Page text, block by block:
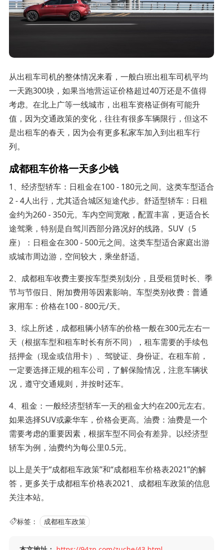
从出租车司机的整体情况来看，一般白班出租车司机平均
一天跑300块，如果当地营运证价格超过40万还是不值得
考虑。在北上广等一线城市，出租车资格证倒有可能升
值，因为交通政策的变化，往往有很多车辆限行，但这不
是出租车的春天，因为会有更多私家车加入到出租车行
列。
成都租车价格一天多少钱
1、经济型轿车：日租金在100 - 180元之间。这类车型适合
2 - 4人出行，尤其适合城区短途代步。舒适型轿车：日租
金约为260 - 350元。车内空间宽敞，配置丰富，更适合长
途驾乘，特别是自驾川西部分路况好的线路。SUV（5
座）：日租金在300 - 500元之间。这类车型适合家庭出游
或城市周边游，空间较大，乘坐舒适。
2、成都租车收费主要按车型类别划分，且受租赁时长、季
节与节假日、附加费用等因素影响。车型类别收费：普通
家用车：价格在100 - 800元/天。
3、综上所述，成都租辆小轿车的价格一般在300元左右一
天（根据车型和租车时长有所不同），租车需要的手续包
括押金（现金或信用卡）、驾驶证、身份证。在租车前，
一定要选择正规的租车公司，了解保险情况，注意车辆状
况，遵守交通规则，并按时还车。
4、租金：一般经济型轿车一天的租金大约在200元左右。
如果选择SUV或豪华车，价格会更高。油费：油费是一个
需要考虑的重要因素，根据车型不同会有差异。以经济型
轿车为例，油费约为每公里0.5元。
以上是关于“成都租车政策”和“成都租车价格表2021”的解
答，更多关于成都租车价格表2021、成都租车政策的信息
关注本站。
标签： 成都租车政策